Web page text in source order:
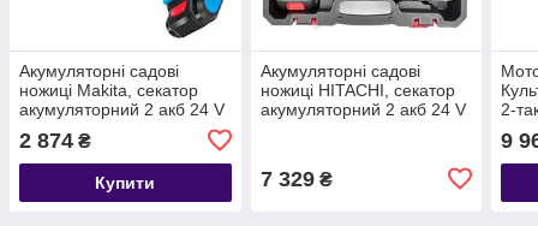
Акумуляторні садові
ножиці Makita, секатор
акумуляторний 2 акб 24 V
2 874 ₴
Купити
Акумуляторні садові
ножиці HITACHI, секатор
акумуляторний 2 акб 24 V
7 329₴
2-
9